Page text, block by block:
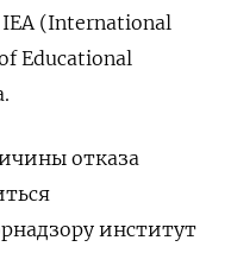
(International
Educational
отказа
институт